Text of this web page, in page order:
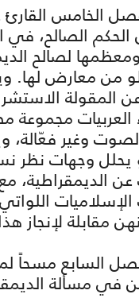
الخامس القارئ
الحكم الصالح،
لصالح
من معارض لها.
المقولة
العربيات
وغير
وجهات نظر
عن الديمقراطية،
مقابلة لإنجاز
السابع مسحاً
في مسألة